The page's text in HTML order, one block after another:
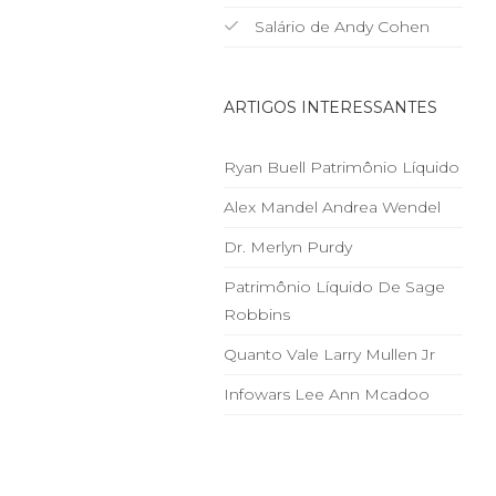
Salário de Andy Cohen
ARTIGOS INTERESSANTES
Ryan Buell Patrimônio Líquido
Alex Mandel Andrea Wendel
Dr. Merlyn Purdy
Patrimônio Líquido De Sage
Robbins
Quanto Vale Larry Mullen Jr
Infowars Lee Ann Mcadoo